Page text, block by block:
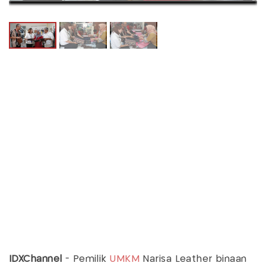
IDXChannel - PemilikUMKM Narisa Leather binaan